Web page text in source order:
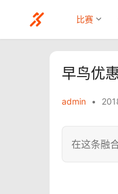
比赛
早鸟优
admin •
在这条融